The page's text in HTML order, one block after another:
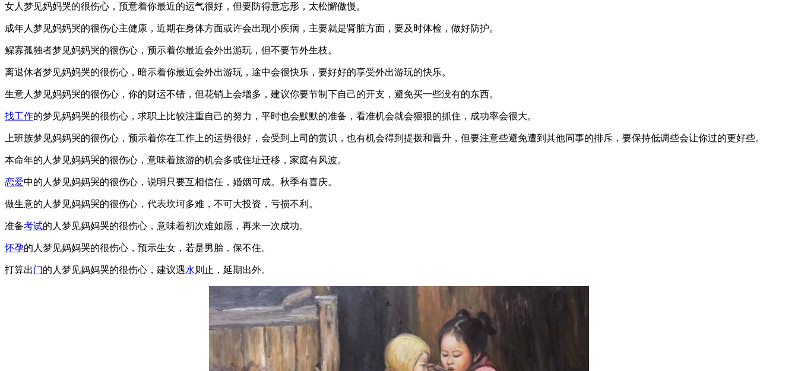
女人梦见妈妈哭的很伤心，预意着你最近的运气很好，但要防得意忘形，太松懈傲慢。
成年人梦见妈妈哭的很伤心主健康，近期在身体方面或许会出现小疾病，主要就是肾脏方面，要及时体检，做好防护。
鳏寡孤独者梦见妈妈哭的很伤心，预示着你最近会外出游玩，但不要节外生枝。
离退休者梦见妈妈哭的很伤心，暗示着你最近会外出游玩，途中会很快乐，要好好的享受外出游玩的快乐。
生意人梦见妈妈哭的很伤心，你的财运不错，但花销上会增多，建议你要节制下自己的开支，避免买一些没有的东西。
找工作的梦见妈妈哭的很伤心，求职上比较注重自己的努力，平时也会默默的准备，看准机会就会狠狠的抓住，成功率会很大。
上班族梦见妈妈哭的很伤心，预示着你在工作上的运势很好，会受到上司的赏识，也有机会得到提拨和晋升，但要注意些避免遭到其他同事的排斥，要保持低调些会让你过的更好些。
本命年的人梦见妈妈哭的很伤心，意味着旅游的机会多或住址迁移，家庭有风波。
恋爱中的人梦见妈妈哭的很伤心，说明只要互相信任，婚姻可成。秋季有喜庆。
做生意的人梦见妈妈哭的很伤心，代表坎坷多难，不可大投资，亏损不利。
准备考试的人梦见妈妈哭的很伤心，意味着初次难如愿，再来一次成功。
怀孕的人梦见妈妈哭的很伤心，预示生女，若是男胎，保不住。
打算出门的人梦见妈妈哭的很伤心，建议遇水则止，延期出外。